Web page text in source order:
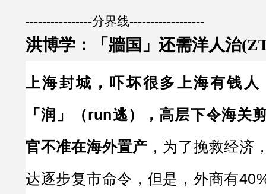
----------------分界线------------------
洪博学：「牆国」还需洋人治
上海封城，吓坏很多上海有钱人
「润」（run逃），高层下令海关
官不准在海外置产 ，为了挽救经济
达逐步复市命令，但是，外商有